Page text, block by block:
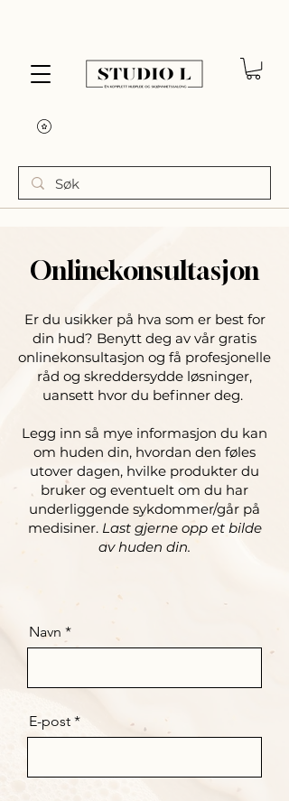
Onlinekonsultasjon
Er du usikker på hva som er best for
din hud? Benytt deg av vår gratis
onlinekonsultasjon og få profesjonelle
råd og skreddersydde løsninger,
uansett hvor du befinner deg.
Legg inn så mye informasjon du kan
om huden din, hvordan den føles
utover dagen, hvilke produkter du
bruker og eventuelt om du har
underliggende sykdommer/går på
medisiner. Last gjerne opp et bilde
av huden din.
Navn
E-post